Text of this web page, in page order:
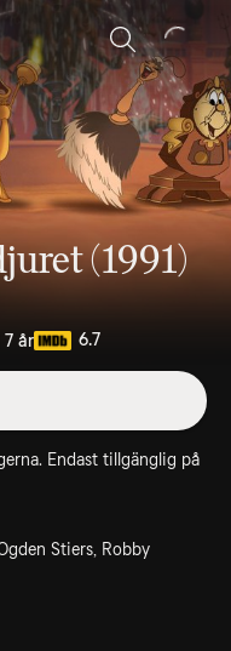
Sök
(1991)
7 år 6.7
Endast tillgänglig på
Stiers, Robby